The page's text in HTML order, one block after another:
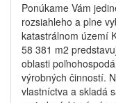
Ponúkame Vám
rozsiahleho a plne
katastrálnom území
58 381 m2
oblasti
výrobných činností.
vlastníctva a skladá